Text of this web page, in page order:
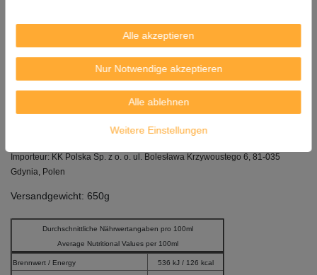
12/8 Moo 6, Rama 2 Rd.,
Thachin, Samutsakorn 74000
Importeur: KK Polska Sp. z o. o. ul. Bolesława Krzywoustego 6, 81-035
Gdynia, Polen
Versandgewicht: 650g
Durchschnittliche Nährwertangaben pro 100ml
Average Nutritional Values per 100ml
Brennwert / Energy 536 kJ / 126 kcal
Alle akzeptieren
Nur Notwendige akzeptieren
Alle ablehnen
Weitere Einstellungen